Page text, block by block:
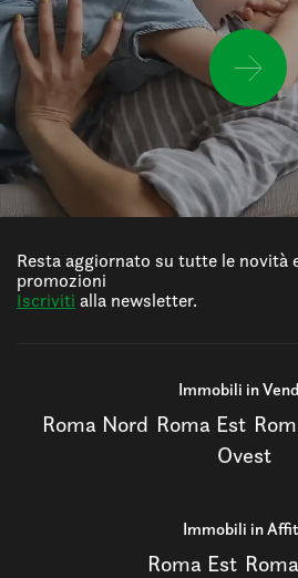
Resta aggiornato su tutte le novità
promozioni
Iscriviti alla newsletter.
Immobili in
Roma Nord Roma Est
Ovest
Immobili in
Roma Est